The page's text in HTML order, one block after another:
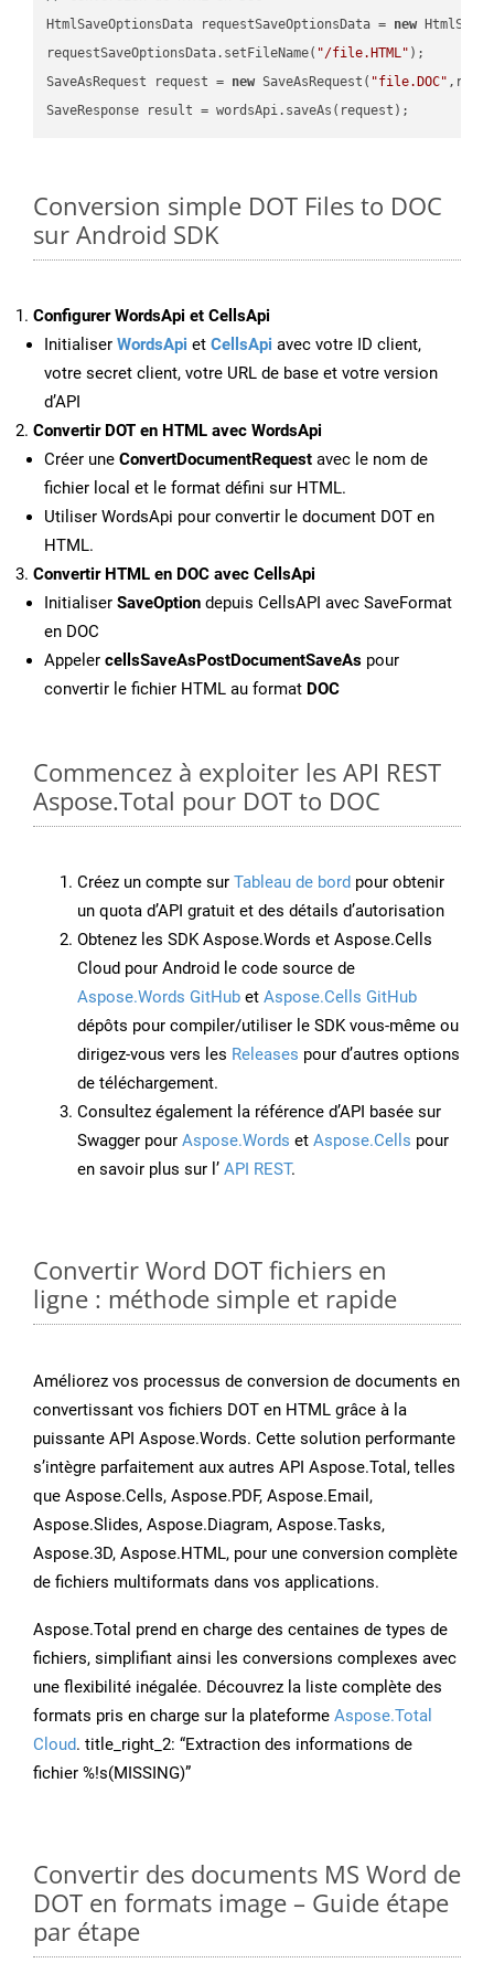
HtmlSaveOptionsData requestSaveOptionsData = new
requestSaveOptionsData.setFileName( "/file.HTML" );
SaveAsRequest request = new SaveAsRequest( "file.DOC"
Conversion simple DOT Files to DOC
sur Android SDK
Configurer WordsApi et CellsApi
Initialiser WordsApi et CellsApi avec votre ID client,
votre secret client, votre URL de base et votre version
d’API
Convertir DOT en HTML avec WordsApi
Créer une ConvertDocumentRequest avec le nom de
fichier local et le format défini sur HTML.
Utiliser WordsApi pour convertir le document DOT en
HTML.
Convertir HTML en DOC avec CellsApi
Initialiser SaveOption depuis CellsAPI avec SaveFormat
en DOC
Appeler cellsSaveAsPostDocumentSaveAs pour
convertir le fichier HTML au format DOC
Commencez à exploiter les API REST
Aspose.Total pour DOT to DOC
Créez un compte sur Tableau de bord pour obtenir
un quota d’API gratuit et des détails d’autorisation
Obtenez les SDK Aspose.Words et Aspose.Cells
Cloud pour Android le code source de
Aspose.Words GitHub et Aspose.Cells GitHub
dépôts pour compiler/utiliser le SDK vous-même ou
dirigez-vous vers les Releases pour d’autres options
de téléchargement.
Consultez également la référence d’API basée sur
Swagger pour Aspose.Words et Aspose.Cells pour
en savoir plus sur l’ API REST.
Convertir Word DOT fichiers en
ligne : méthode simple et rapide
Améliorez vos processus de conversion de documents en
convertissant vos fichiers DOT en HTML grâce à la
puissante API Aspose.Words. Cette solution performante
s’intègre parfaitement aux autres API Aspose.Total, telles
que Aspose.Cells, Aspose.PDF, Aspose.Email,
Aspose.Slides, Aspose.Diagram, Aspose.Tasks,
Aspose.3D, Aspose.HTML, pour une conversion complète
de fichiers multiformats dans vos applications.
Aspose.Total prend en charge des centaines de types de
fichiers, simplifiant ainsi les conversions complexes avec
une flexibilité inégalée. Découvrez la liste complète des
formats pris en charge sur la plateforme Aspose.Total
Cloud. title_right_2: “Extraction des informations de
fichier %!s(MISSING)”
Convertir des documents MS Word de
DOT en formats image – Guide étape
par étape